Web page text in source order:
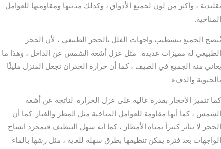
تقليدية ، وأكثر من لون لجميع الأذواق ، وكذلك متانتها ومقاومتها للعوامل
المناخية.
يُنصح الجميع بتشطيب واجهات الفلل بالحجر الطبيعي ، لأن الحجر
الطبيعي له مميزات عديدة. مثل عزل أشعة الشمس عن الداخل ، وهذا ما
يعاني منه الجميع في الصيف ، كما أن حرارة الجدران تجعل المنزل مليئًا
بالحيوية والدفء.
كما تتميز الأحجار بقدرة عالية على عزل الحرارة الناتجة عن أشعة
الشمس ، كما أنها مقاومة للعوامل المناخية مثل المطر والغبار. كما أن
الحجر لا يتأثر كثيراً بمياه الأمطار ، كما أنه سهل التنظيف فبمجرد اتساخ
الواجهات بعد فترة يمكن تنظيفها بطرق سهلة للغاية ، مثل رشها بالماء.